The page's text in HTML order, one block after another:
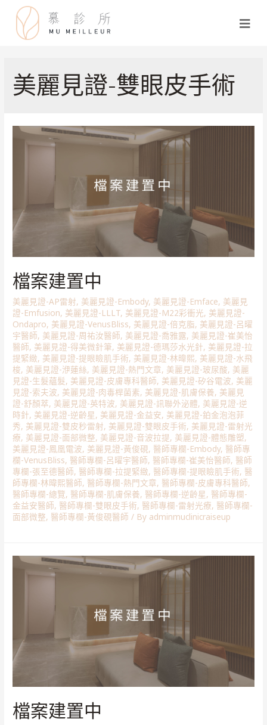
美麗見證-雙眼皮手術
檔案建置中
美麗見證-AP雷射, 美麗見證-Embody, 美麗見證-Emface, 美麗見
證-Emfusion, 美麗見證-LLLT, 美麗見證-M22彩衝光, 美麗見證-
Ondapro, 美麗見證-VenusBliss, 美麗見證-倍克脂, 美麗見證-呂曜
宇醫師, 美麗見證-周祐汝醫師, 美麗見證-喬雅露, 美麗見證-崔美怡
醫師, 美麗見證-得美微針筆, 美麗見證-德瑪莎水光針, 美麗見證-拉
提緊緻, 美麗見證-提眼瞼肌手術, 美麗見證-林暐熙, 美麗見證-水飛
梭, 美麗見證-洢蓮絲, 美麗見證-熱門文章, 美麗見證-玻尿酸, 美麗
見證-生髮蘊髮, 美麗見證-皮膚專科醫師, 美麗見證-矽谷電波, 美麗
見證-索夫波, 美麗見證-肉毒桿菌素, 美麗見證-肌膚保養, 美麗見
證-舒顏萃, 美麗見證-英特波, 美麗見證-訊聯外泌體, 美麗見證-逆
時針, 美麗見證-逆齡星, 美麗見證-金益安, 美麗見證-鉑金泡泡菲
秀, 美麗見證-雙皮秒雷射, 美麗見證-雙眼皮手術, 美麗見證-雷射光
療, 美麗見證-面部微整, 美麗見證-音波拉提, 美麗見證-體態雕塑,
美麗見證-鳳凰電波, 美麗見證-黃俊硯, 醫師專欄-Embody, 醫師專
欄-VenusBliss, 醫師專欄-呂曜宇醫師, 醫師專欄-崔美怡醫師, 醫師
專欄-張至德醫師, 醫師專欄-拉提緊緻, 醫師專欄-提眼瞼肌手術, 醫
師專欄-林暐熙醫師, 醫師專欄-熱門文章, 醫師專欄-皮膚專科醫師,
醫師專欄-總覽, 醫師專欄-肌膚保養, 醫師專欄-逆齡星, 醫師專欄-
金益安醫師, 醫師專欄-雙眼皮手術, 醫師專欄-雷射光療, 醫師專欄-
面部微整, 醫師專欄-黃俊硯醫師 / By adminmuclinicraiseup
檔案建置中